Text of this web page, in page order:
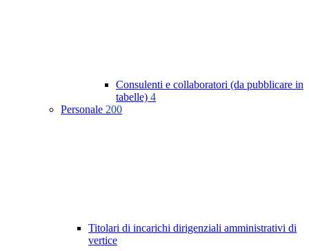
Consulenti e collaboratori (da pubblicare in
tabelle) 4
Personale 200
Titolari di incarichi dirigenziali amministrativi di
vertice